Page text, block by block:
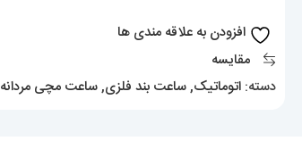
CARTIER
BALLON
افزودن به علاقه مندی ها
مقایسه
دسته: اتوماتیک,ساعت بند فلزی,ساعت مچی مردانه